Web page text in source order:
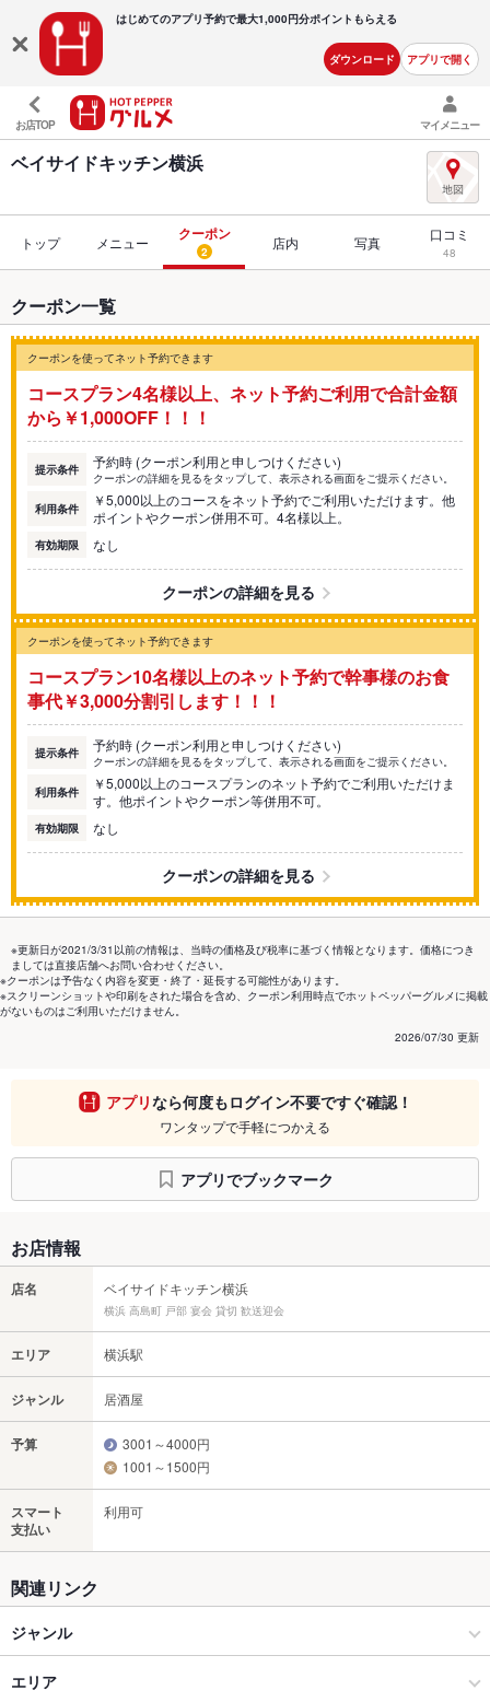
はじめてのアプリ予約で最大1,000円分ポイントもらえる
ダウンロード アプリで開く
お店TOP マイメニュー
ベイサイドキッチン横浜
トップ メニュー クーポン
2 店内 写真 口コミ
48
クーポン一覧
クーポンを使ってネット予約できます
コースプラン4名様以上、ネット予約ご利用で合計金額
から￥1,000OFF！！！
提示条件 予約時 (クーポン利用と申しつけください)
クーポンの詳細を見るをタップして、表示される画面をご提示ください。
利用条件
￥5,000以上のコースをネット予約でご利用いただけます。他
ポイントやクーポン併用不可。4名様以上。
有効期限 なし
クーポンの詳細を見る
クーポンを使ってネット予約できます
コースプラン10名様以上のネット予約で幹事様のお食
事代￥3,000分割引します！！！
提示条件 予約時 (クーポン利用と申しつけください)
クーポンの詳細を見るをタップして、表示される画面をご提示ください。
利用条件
￥5,000以上のコースプランのネット予約でご利用いただけま
す。他ポイントやクーポン等併用不可。
有効期限 なし
クーポンの詳細を見る
※更新日が2021/3/31以前の情報は、当時の価格及び税率に基づく情報となります。価格につき
ましては直接店舗へお問い合わせください。
※クーポンは予告なく内容を変更・終了・延長する可能性があります。
※スクリーンショットや印刷をされた場合を含め、クーポン利用時点でホットペッパーグルメに掲載
がないものはご利用いただけません。
2026/07/30 更新
アプリなら何度もログイン不要ですぐ確認！
ワンタップで手軽につかえる
アプリでブックマーク
お店情報
店名 ベイサイドキッチン横浜
横浜 高島町 戸部 宴会 貸切 歓送迎会
エリア 横浜駅
ジャンル 居酒屋
予算
3001～4000円
1001～1500円
スマート
支払い
利用可
関連リンク
ジャンル
居酒屋
エリア